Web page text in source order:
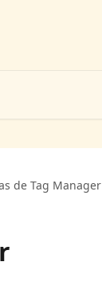
de Tag Manager